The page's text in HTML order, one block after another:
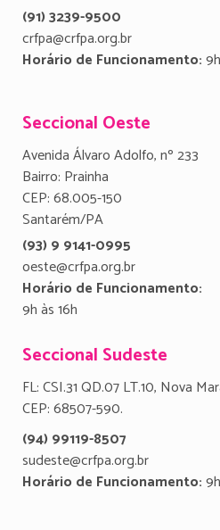
(91) 3239-9500
crfpa@crfpa.org.br
Horário de Funcionamento:
Seccional Oeste
Avenida Álvaro Adolfo, nº 233
Bairro: Prainha
CEP: 68.005-150
Santarém/PA
(93) 9 9141-0995
oeste@crfpa.org.br
Horário de Funcionamento:
9h às 16h
Seccional Sudeste
FL: CSI.31 QD.07 LT.10, Nova
CEP: 68507-590.
(94) 99119-8507
sudeste@crfpa.org.br
Horário de Funcionamento: